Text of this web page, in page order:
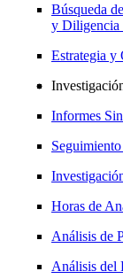
Búsqueda
y Diligencia
Estrategia y
Informes
Horas de
Análisis de
Análisis del